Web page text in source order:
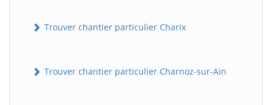
Trouver chantier particulier Charix
Trouver chantier particulier Charnoz-sur-Ain